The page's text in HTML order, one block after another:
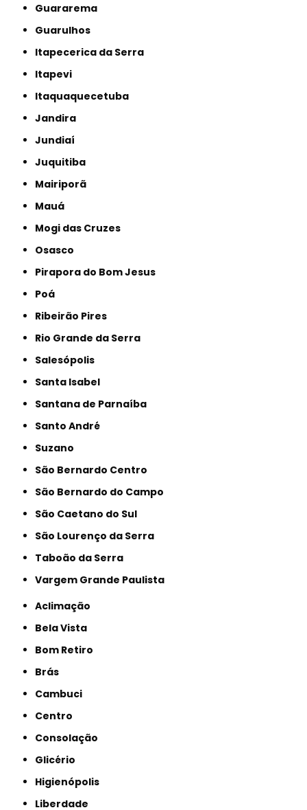
Guararema
Guarulhos
Itapecerica da Serra
Itapevi
Itaquaquecetuba
Jandira
Jundiaí
Juquitiba
Mairiporã
Mauá
Mogi das Cruzes
Osasco
Pirapora do Bom Jesus
Poá
Ribeirão Pires
Rio Grande da Serra
Salesópolis
Santa Isabel
Santana de Parnaíba
Santo André
Suzano
São Bernardo Centro
São Bernardo do Campo
São Caetano do Sul
São Lourenço da Serra
Taboão da Serra
Vargem Grande Paulista
Aclimação
Bela Vista
Bom Retiro
Brás
Cambuci
Centro
Consolação
Glicério
Higienópolis
Liberdade